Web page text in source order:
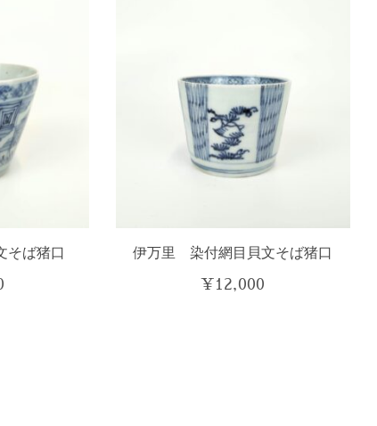
ば猪口 伊万里 染付網目貝文そば猪口
¥12,000